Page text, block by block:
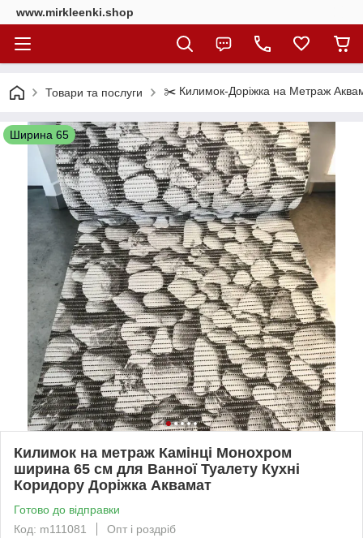
www.mirkleenki.shop
Товари та послуги ✂️ Килимок-Доріжка на Метраж
Ширина 65
Килимок на метраж Камінці Монохром
ширина 65 см для Ванної Туалету Кухні
Коридору Доріжка Аквамат
Готово до відправки
Код: m111081
Опт і роздріб